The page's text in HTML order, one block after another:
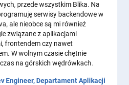
przede wszystkim Blika. Na
serwisy backendowe w
ale nieobce są mi również
związane z aplikacjami
frontendem czy nawet
W wolnym czasie chętnie
na górskich wędrówkach.
Engineer, Departament Aplikacji